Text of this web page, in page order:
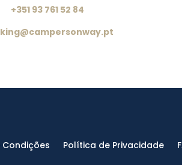
+351 93 761 52 84
Condições Política de Privacidade